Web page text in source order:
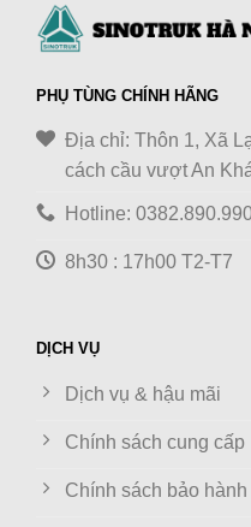
PHỤ TÙNG CHÍNH HÃNG
Địa chỉ: Thôn 1, Xã
cách cầu vượt An
Hotline:
8h30 : 17h00 T2-T7
DỊCH VỤ
Dịch vụ & hậu mãi
Chính sách cung cấp
Chính sách bảo hành